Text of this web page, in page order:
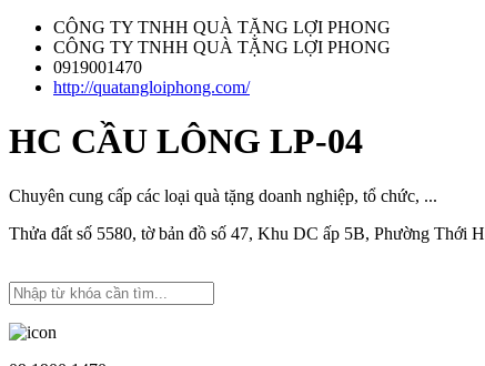
CÔNG TY TNHH QUÀ TẶNG LỢI PHONG
CÔNG TY TNHH QUÀ TẶNG LỢI PHONG
0919001470
http://quatangloiphong.com/
HC CẦU LÔNG LP-04
Chuyên cung cấp các loại quà tặng doanh nghiệp, tổ chức, ...
Thửa đất số 5580, tờ bản đồ số 47, Khu DC ấp 5B, Phường Thới